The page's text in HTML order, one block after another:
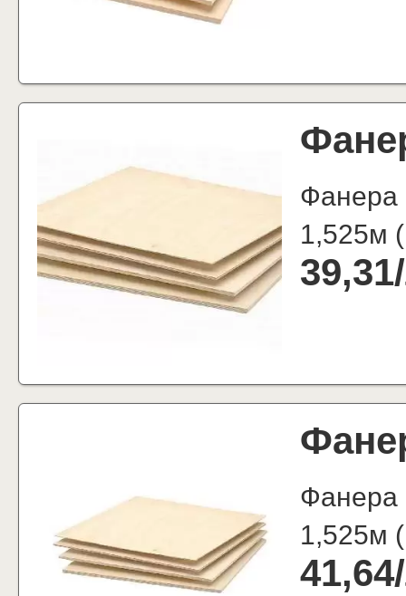
1,525м (
39,31/
1,525м (
41,64/